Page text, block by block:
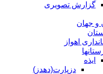
گزارش تصویری
و جهان
اهواز
ایذه
دزپارت(دهدز)